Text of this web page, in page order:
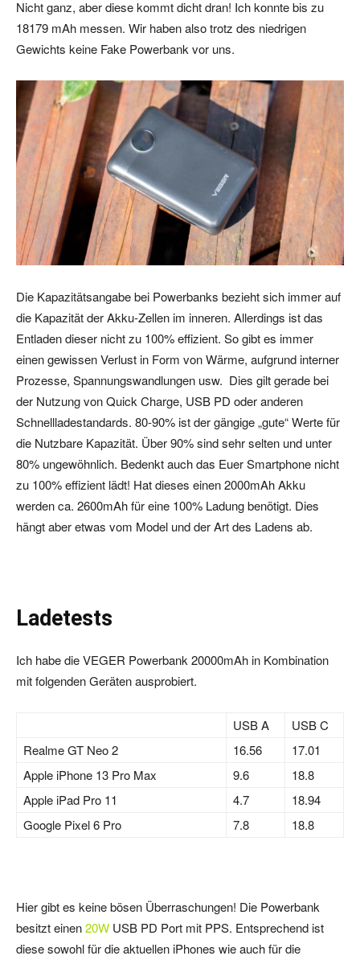
Nicht ganz, aber diese kommt dicht dran! Ich konnte bis zu
18179 mAh messen. Wir haben also trotz des niedrigen
Gewichts keine Fake Powerbank vor uns.
Die Kapazitätsangabe bei Powerbanks bezieht sich immer auf
die Kapazität der Akku-Zellen im inneren. Allerdings ist das
Entladen dieser nicht zu 100% effizient. So gibt es immer
einen gewissen Verlust in Form von Wärme, aufgrund interner
Prozesse, Spannungswandlungen usw. Dies gilt gerade bei
der Nutzung von Quick Charge, USB PD oder anderen
Schnellladestandards. 80-90% ist der gängige „gute“ Werte für
die Nutzbare Kapazität. Über 90% sind sehr selten und unter
80% ungewöhnlich. Bedenkt auch das Euer Smartphone nicht
zu 100% effizient lädt! Hat dieses einen 2000mAh Akku
werden ca. 2600mAh für eine 100% Ladung benötigt. Dies
hängt aber etwas vom Model und der Art des Ladens ab.
Ladetests
Ich habe die VEGER Powerbank 20000mAh in Kombination
mit folgenden Geräten ausprobiert.
USB A
USB C
Realme GT Neo 2
16.56
17.01
Apple iPhone 13 Pro Max
9.6
18.8
Apple iPad Pro 11
4.7
18.94
Google Pixel 6 Pro
7.8 18.8
Hier gibt es keine bösen Überraschungen! Die Powerbank
besitzt einen20W USB PD Port mit PPS. Entsprechend ist
diese sowohl für die aktuellen iPhones wie auch für die